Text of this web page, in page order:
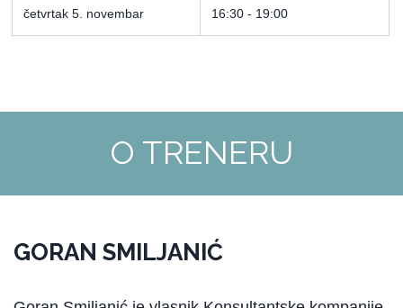
četvrtak 5. novembar 16:30 - 19:00
O TRENERU
GORAN SMILJANIĆ